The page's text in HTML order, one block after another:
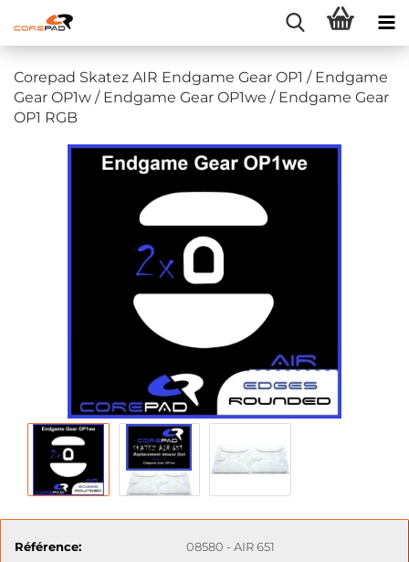
Corepad Skatez AIR Endgame Gear OP1 / Endgame
Gear OP1w / Endgame Gear OP1we / Endgame Gear
OP1 RGB
Référence:
08580 - AIR 651